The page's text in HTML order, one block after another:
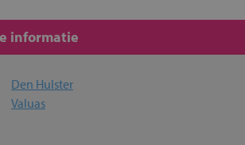
informatie
Den Hulster
Valuas